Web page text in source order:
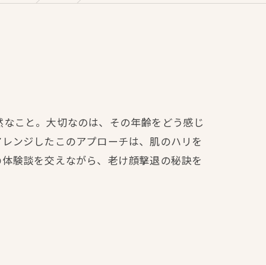
こと。大切なのは、その年齢をどう感じ
ンジしたこのアプローチは、肌のハリを
験談を交えながら、老け顔撃退の秘訣を